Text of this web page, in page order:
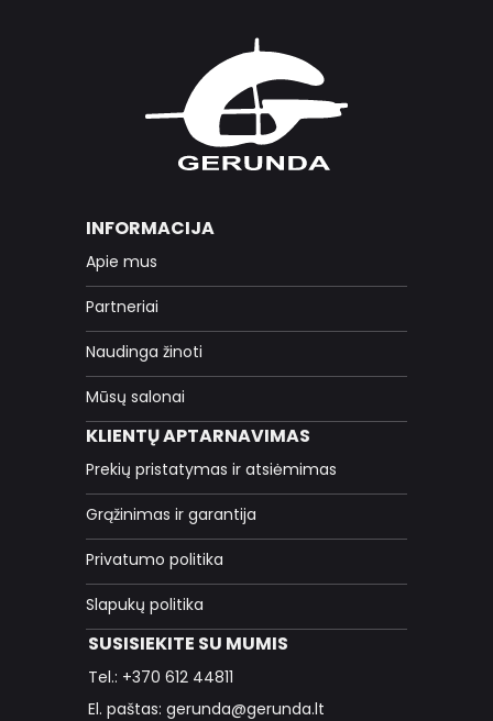
INFORMACIJA
Apie mus
Partneriai
Naudinga žinoti
Mūsų salonai
KLIENTŲ APTARNAVIMAS
Prekių pristatymas ir atsiėmimas
Grąžinimas ir garantija
Privatumo politika
Slapukų politika
SUSISIEKITE SU MUMIS
Tel.: +370 612 44811
El. paštas: gerunda@gerunda.lt